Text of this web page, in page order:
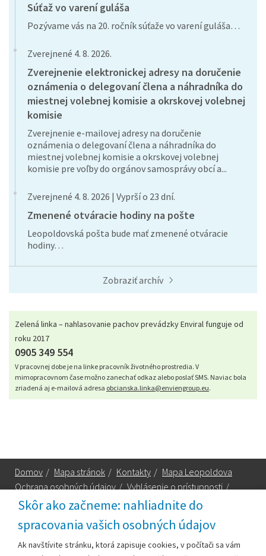
Skôr ako začneme: nahliadnite do
spracovania vašich osobných údajov
Ak navštívite stránku, ktorá zapisuje cookies, v počítači sa vám
Súťaž vo varení guláša
Pozývame vás na 20. ročník súťaže vo varení guláša…
Zverejnené 4. 8. 2026.
Zverejnenie elektronickej adresy na doručenie
oznámenia o delegovaní člena a náhradníka do
miestnej volebnej komisie a okrskovej volebnej
komisie
Zverejnenie e-mailovej adresy na doručenie
oznámenia o delegovaní člena a náhradníka do
miestnej volebnej komisie a okrskovej volebnej
komisie pre voľby do orgánov samosprávy obcí a...
Zverejnené 4. 8. 2026 | Vyprší o 23 dní.
Zmenené otváracie hodiny na pošte
Leopoldovská pošta bude mať zmenené otváracie
hodiny…
Zobraziť archív
Zelená linka – nahlasovanie pachov prevádzky Enviral funguje od
roku 2017
0905 349 554
V pracovnej dobe je na linke pracovník životného prostredia. V
mimopracovnom čase možno zanechať odkaz alebo poslať SMS. Naviac bola
zriadená aj e-mailová adresa obcianska.linka@enviengroup.eu.
Domov / Mapa stránok / Kontakty / Mapa Leopoldova
Ochrana osobných údajov / Vyhlásenie o prístupnosti /
Technická podpora